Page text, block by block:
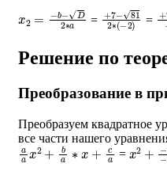
b−D2∗ = +7−812 (
= +
Решение по
Преобразование в
Преобразуем квадратное
все части нашего
aax2+ba∗x+ca = x2+
−7−2